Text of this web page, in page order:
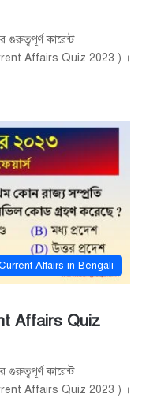
কারেন্ট
Affairs Quiz 2023 ) ।
Affairs in Bengali
Affairs Quiz
কারেন্ট
Affairs Quiz 2023 ) ।